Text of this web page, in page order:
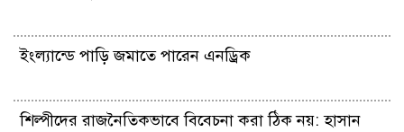
ইংল্যান্ডে পাড়ি জমাতে পারেন এনড্রিক
শিল্পীদের রাজনৈতিকভাবে বিবেচনা করা ঠিক নয়: হাসান